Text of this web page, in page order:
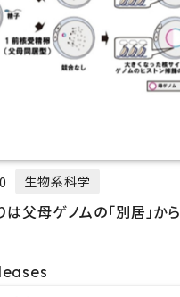
生物系科学
父母ゲノムの「別居」から